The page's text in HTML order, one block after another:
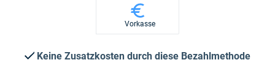
Vorkasse
Keine Zusatzkosten durch diese Bezahlmethode